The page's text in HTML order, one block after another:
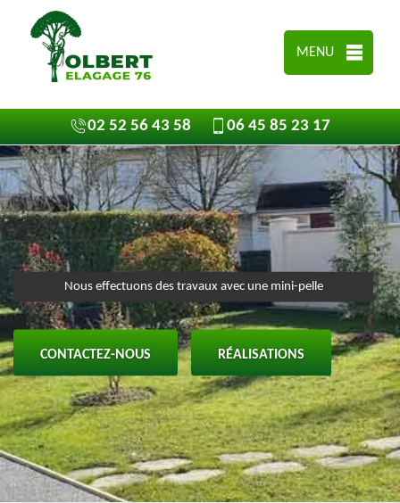
MENU
02 52 56 43 58 06 45 85 23 17
Nous effectuons des travaux avec une mini-pelle
CONTACTEZ-NOUS RÉALISATIONS